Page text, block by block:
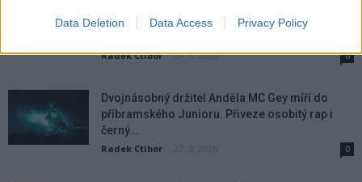
Data Deletion Data Access Privacy Policy
Bukovského. Vernisáž doplní koncert i
Radek Ctibor - 29. 5. 2026 0
Dvojnásobný držitel Anděla MC Gey míří do
příbramského Junioru. Přiveze osobitý rap i
černý...
Radek Ctibor 0